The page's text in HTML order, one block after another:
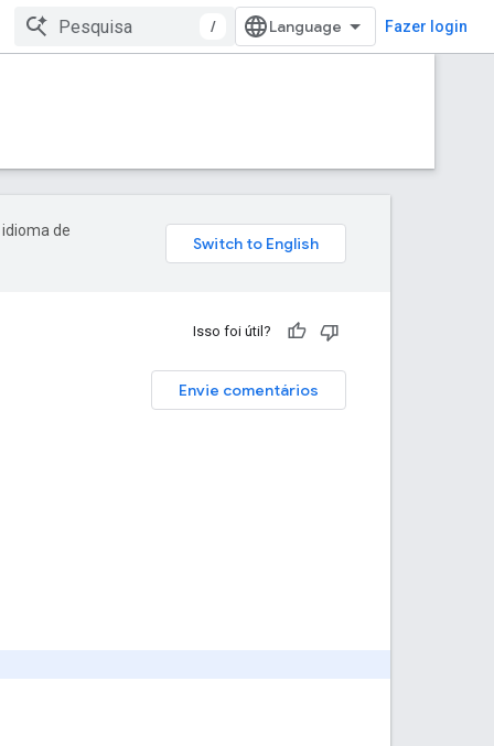
/ Fazer login
de
Isso foi útil?
Envie comentários